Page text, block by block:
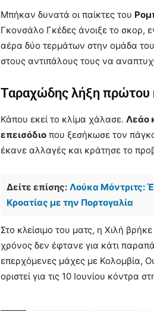
Μπήκαν δυνατά οι παίκτες του
Γκονσάλο Γκέδες άνοιξε το σκορ,
αέρα δύο τερμάτων στην ομάδα
στους αντιπάλους τους να
Ταραχώδης λήξη πρώτου
Κάπου εκεί το κλίμα χάλασε. Λεάο
επεισόδιο που ξεσήκωσε τον
έκανε αλλαγές και κράτησε το
Δείτε επίσης: Λούκα Μόντριτς:
Κροατίας με την Πορτογαλία
Στο κλείσιμο του ματς, η Χιλή
χρόνος δεν έφτανε για κάτι
επερχόμενες μάχες με Κολομβία,
οριστεί για τις 10 Ιουνίου κόντρα